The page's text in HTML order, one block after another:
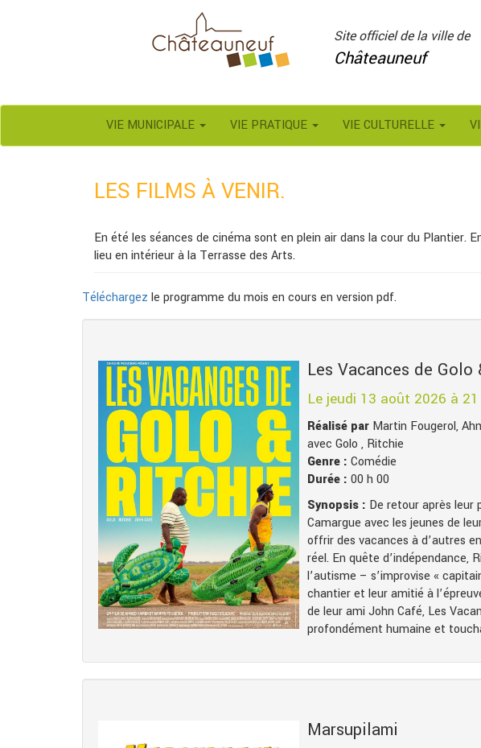
Site officiel de la ville de
Châteauneuf
VIE MUNICIPALE VIE PRATIQUE VIE CULTURELLE
LES FILMS À VENIR.
En été les séances de cinéma sont en plein air dans la cour du Plantier.
lieu en intérieur à la Terrasse des Arts.
Téléchargez le programme du mois en cours en version pdf.
Les Vacances de Golo
Le jeudi 13 août 2026 à
Réalisé par Martin Fougerol,
avec Golo , Ritchie
Genre : Comédie
Durée : 00 h 00
Synopsis : De retour après
Camargue avec les jeunes de
offrir des vacances à d’autres
réel. En quête d’indépendance,
l’autisme – s’improvise «
chantier et leur amitié à
de leur ami John Café, Les
profondément humaine et
Marsupilami